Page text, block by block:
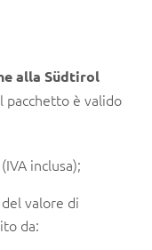
alla Südtirol
pacchetto è valido
inclusa);
valore di
da: